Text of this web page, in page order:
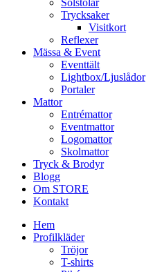
Solstolar
Trycksaker
Visitkort
Reflexer
Mässa & Event
Eventtält
Lightbox/Ljuslådor
Portaler
Mattor
Entrémattor
Eventmattor
Logomattor
Skolmattor
Tryck & Brodyr
Blogg
Om STORE
Kontakt
Hem
Profilkläder
Tröjor
T-shirts